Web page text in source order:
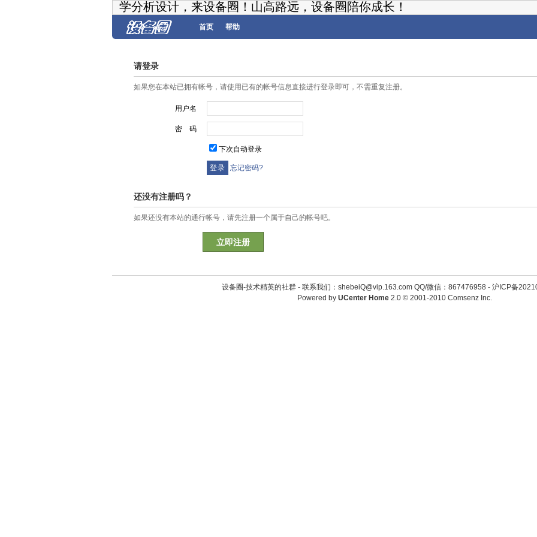
学分析设计，来设备圈！山高路远，设备圈陪你成长！
首页 帮助
请登录
如果您在本站已拥有帐号，请使用已有的帐号信息直接进行登录即可，不需重复注册。
用户名
密 码
下次自动登录
忘记密码?
还没有注册吗？
如果还没有本站的通行帐号，请先注册一个属于自己的帐号吧。
立即注册
设备圈-技术精英的社群 - 联系我们：shebeiQ@vip.163.com QQ/微信：867476958- 沪ICP备
Powered by UCenter Home 2.0© 2001-2010 Comsenz Inc.